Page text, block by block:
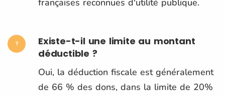
Existe-t-il une limite au montant
déductible ?
Oui, la déduction fiscale est généralement
de 66 % des dons, dans la limite de 20%